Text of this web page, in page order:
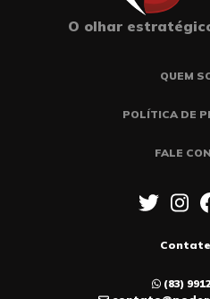
O olhar
QUEM
POLÍTICA DE
FALE
(83)